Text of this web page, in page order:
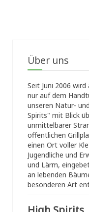
Über uns
Seit Juni 2006
nur auf dem
unseren Natur-
Spirits" mit Blick
unmittelbarer
öffentlichen
einen Ort voller
Jugendliche und
und Lärm,
an lebenden
besonderen Art